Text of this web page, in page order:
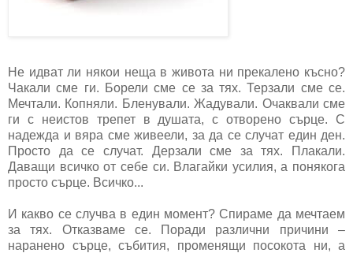
Не идват ли някои неща в живота ни прекалено късно?
Чакали сме ги. Борели сме се за тях. Терзали сме се.
Мечтали. Копняли. Бленували. Жадували. Очaквали сме
ги с неистов трепет в душата, с отворено сърце. С
надежда и вяра сме живеели, за да се случат един ден.
Просто да се случат. Дерзали сме за тях. Плакали.
Даващи всичко от себе си. Влагайки усилия, а понякога
просто сърце. Всичко...
И какво се случва в един момент? Спираме да мечтаем
за тях. Отказваме се. Поради различни причини –
наранено сърце, събития, променящи посокота ни, а